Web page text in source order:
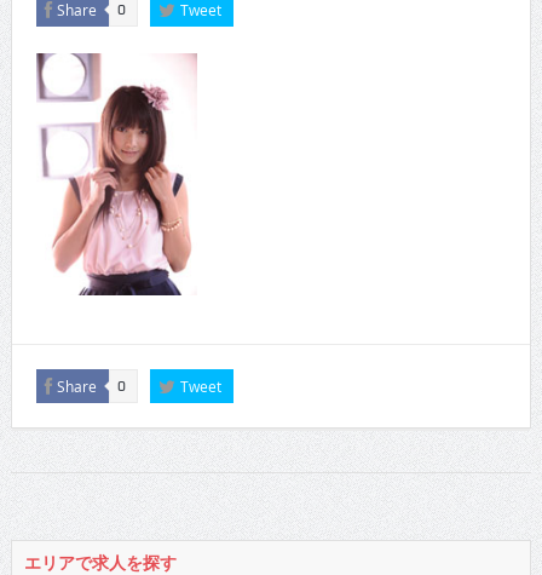
Share 0 Tweet
Share 0 Tweet
エリアで求人を探す